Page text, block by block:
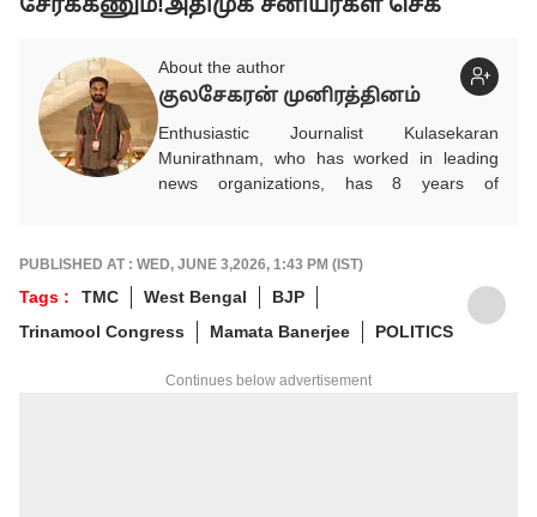
About the author
குலசேகரன் முனிரத்தினம்
Enthusiastic Journalist Kulasekaran
Munirathnam, who has worked in leading
news organizations, has 8 years of
completing his studies in Mechanical
Engineering. He researches and provides
accurate and detailed updated news on
automobiles, which play a vital role in
future savings, and infrastructure for
PUBLISHED AT : WED, JUNE 3,2026, 1:43 PM (IST)
Tags : TMC West Bengal
BJP
Trinamool Congress
Mamata Banerjee POLITICS
Continues below advertisement